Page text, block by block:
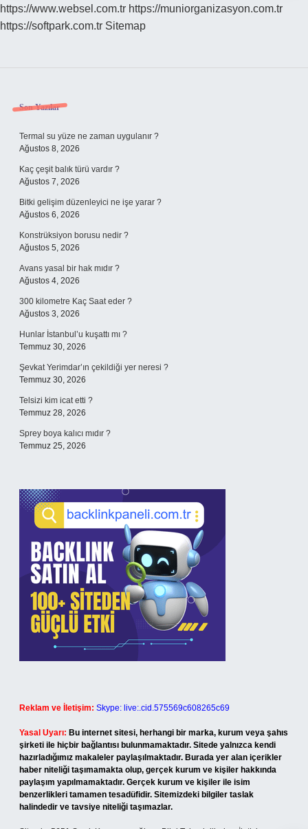
https://www.websel.com.tr https://muniorganizasyon.com.tr
https://softpark.com.tr Sitemap
Sidebar
Son Yazılar
Termal su yüze ne zaman uygulanır ?
Ağustos 8, 2026
Kaç çeşit balık türü vardır ?
Ağustos 7, 2026
Bitki gelişim düzenleyici ne işe yarar ?
Ağustos 6, 2026
Konstrüksiyon borusu nedir ?
Ağustos 5, 2026
Avans yasal bir hak mıdır ?
Ağustos 4, 2026
300 kilometre Kaç Saat eder ?
Ağustos 3, 2026
Hunlar İstanbul’u kuşattı mı ?
Temmuz 30, 2026
Şevkat Yerimdar’ın çekildiği yer neresi ?
Temmuz 30, 2026
Telsizi kim icat etti ?
Temmuz 28, 2026
Sprey boya kalıcı mıdır ?
Temmuz 25, 2026
Reklam ve İletişim: Skype: live:.cid.575569c608265c69
Yasal Uyarı: Bu internet sitesi, herhangi bir marka, kurum veya şahıs
şirketi ile hiçbir bağlantısı bulunmamaktadır. Sitede yalnızca kendi
hazırladığımız makaleler paylaşılmaktadır. Burada yer alan içerikler
haber niteliği taşımamakta olup, gerçek kurum ve kişiler hakkında
paylaşım yapılmamaktadır. Gerçek kurum ve kişiler ile isim
benzerlikleri tamamen tesadüfidir. Sitemizdeki bilgiler taslak
halindedir ve tavsiye niteliği taşımazlar.